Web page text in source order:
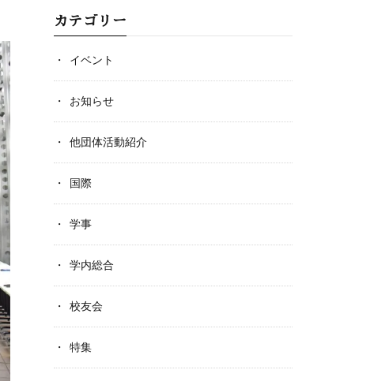
カテゴリー
イベント
お知らせ
他団体活動紹介
国際
学事
学内総合
校友会
特集